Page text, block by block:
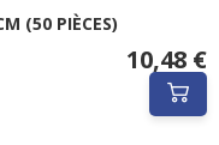
(50 PIÈCES)
10,48 €